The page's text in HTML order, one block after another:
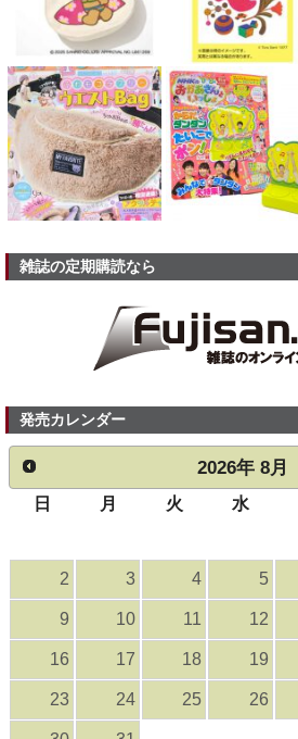
雑誌の定期購読なら
発売カレンダー
2026年 8月
日 月 火 水
2 3 4 5
9 10 11 12
16 17 18 19
23 24 25 26